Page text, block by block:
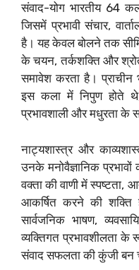
संवाद-योग भारतीय 64
जिसमें प्रभावी संचार,
है। यह केवल बोलने तक
के चयन, तर्कशक्ति और
समावेश करता है। प्राचीन
इस कला में निपुण होते
प्रभावशाली और मधुरता के
नाट्यशास्त्र और
उनके मनोवैज्ञानिक
वक्ता की वाणी में स्पष्टता,
आकर्षित करने की
सार्वजनिक भाषण,
व्यक्तिगत प्रभावशीलता के
संवाद सफलता की कुंजी बन